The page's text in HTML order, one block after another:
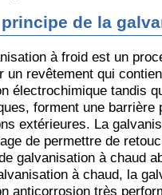
de la
à froid est un
un revêtement qui
électrochimique tandis
forment une barrière
extérieures. La
de permettre de
galvanisation à chaud
à chaud, la
anticorrosion très